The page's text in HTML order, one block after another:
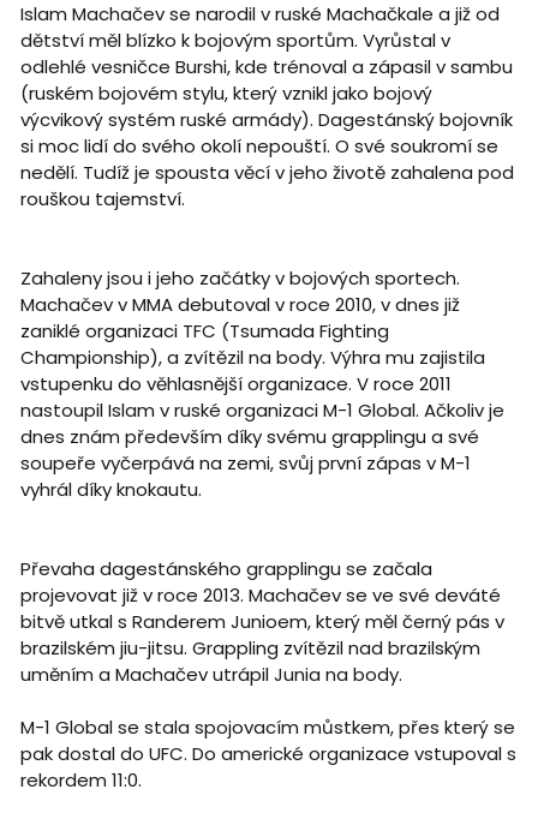
Islam Machačev se narodil v ruské Machačkale a již od
dětství měl blízko k bojovým sportům. Vyrůstal v
odlehlé vesničce Burshi, kde trénoval a zápasil v sambu
(ruském bojovém stylu, který vznikl jako bojový
výcvikový systém ruské armády). Dagestánský bojovník
si moc lidí do svého okolí nepouští. O své soukromí se
nedělí. Tudíž je spousta věcí v jeho životě zahalena pod
rouškou tajemství.
Zahaleny jsou i jeho začátky v bojových sportech.
Machačev v MMA debutoval v roce 2010, v dnes již
zaniklé organizaci TFC (Tsumada Fighting
Championship), a zvítězil na body. Výhra mu zajistila
vstupenku do věhlasnější organizace. V roce 2011
nastoupil Islam v ruské organizaci M-1 Global. Ačkoliv je
dnes znám především díky svému grapplingu a své
soupeře vyčerpává na zemi, svůj první zápas v M-1
vyhrál díky knokautu.
Převaha dagestánského grapplingu se začala
projevovat již v roce 2013. Machačev se ve své deváté
bitvě utkal s Randerem Junioem, který měl černý pás v
brazilském jiu-jitsu. Grappling zvítězil nad brazilským
uměním a Machačev utrápil Junia na body.
M-1 Global se stala spojovacím můstkem, přes který se
pak dostal do UFC. Do americké organizace vstupoval s
rekordem 11:0.